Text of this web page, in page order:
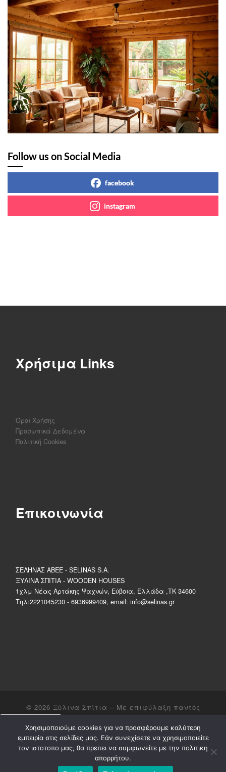
Follow us on Social Media
facebook
instagram
Χρήσιμα Links
Όροι Χρήσης
Προσωπικά Δεδομένα
Πολιτική Cookies
Επικοινωνία
ΣΕΛΗΝΑΣ ΑΒΕΕ - SELINAS S.A.
ΞΥΛΙΝΑ ΣΠΙΤΙΑ - WOODEN HOUSES
1χλμ Νέας Αρτάκης Ψαχνών, Εύβοια, Ελλάδα ,ΤΚ 34600
Τηλ:2221045230 - 6936999409, email: info@selinas.gr
© 2026 Ξύλινα Σπίτια – Με επιφύλαξη παντός
Υλοποιήθηκε από WP– Σχεδιασμένο με τοCustomizr theme
Share on Social
Media
Χρησιμοποιούμε cookies για να προσφέρουμε καλύτερη
εμπειρία στις σελίδες μας. Εάν συνεχίσετε να χρησιμοποιείτε
τον ιστοτοπο μας, θα πρεπει να συμφωνείτε με την πολιτικη
απορρήτου.